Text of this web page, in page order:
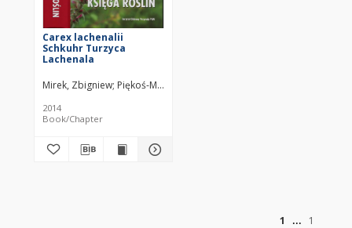
Carex lachenalii
Schkuhr Turzyca
Lachenala
Mirek, Zbigniew Piękoś-Mirkowa, Halina
2014
Book/Chapter
1
1